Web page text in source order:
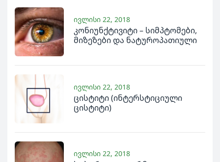
საშუალებებით
კონიუნქტივიტი – სიმპტომები,
მიზეზები და ნატუროპათიული
ივლისი 22, 2018
ცისტიტი (ინტერსტიციული
ცისტიტი)
ივლისი 22, 2018
ივლისი 22, 2018